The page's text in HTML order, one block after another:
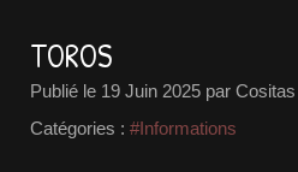
TOROS
Publié le 19 Juin 2025 par
Catégories : #Informations